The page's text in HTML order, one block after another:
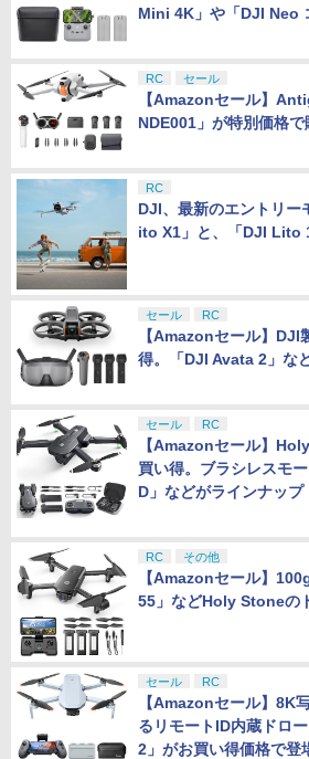
Mini 4K」や「DJI Neo
RC セール
【Amazonセール】
NDE001」が特別価格で
RC
DJI、最新のエントリー
ito X1」と、「DJI Lito
セール RC
【Amazonセール】DJI
得。「DJI Avata 2」な
セール RC
【Amazonセール】
買い得。ブラシレスモ
D」などがラインナップ
RC その他
【Amazonセール】
55」などHoly Stoneの
セール RC
【Amazonセール】8K
るリモートID内蔵ドロ
2」がお買い得価格で登